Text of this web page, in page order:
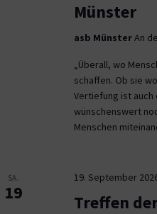
Münster
asb MünsterAn
„Überall, wo
schaffen. Ob sie
Vertiefung ist
wünschenswert
Menschen
SA.
19
19. September
Treffen